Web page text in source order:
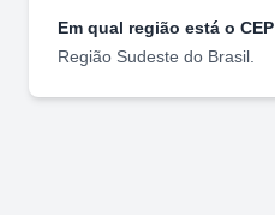
Em qual região está o CEP
Região Sudeste do Brasil.